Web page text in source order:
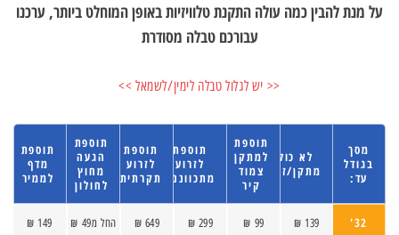
על מנת להבין כמה עולה התקנת טלוויזיות באופן המוחלט ביותר, ערכנו
עבורכם טבלה מסודרת
<< יש לגלול טבלה לימין/לשמאל >>
מסך
בגודל
עד:
לא כולל
מתקן/זרוע
תוספת
למתקן
צמוד
קיר
תוספת
לזרוע
מתכווננת
תוספת
לזרוע
תקרתית
תוספת
הגעה
מחוץ
לחולון
תוספת
מדף
לממיר
32'
139 ₪
99 ₪
299 ₪
649 ₪ החל מ49 ₪ 149 ₪